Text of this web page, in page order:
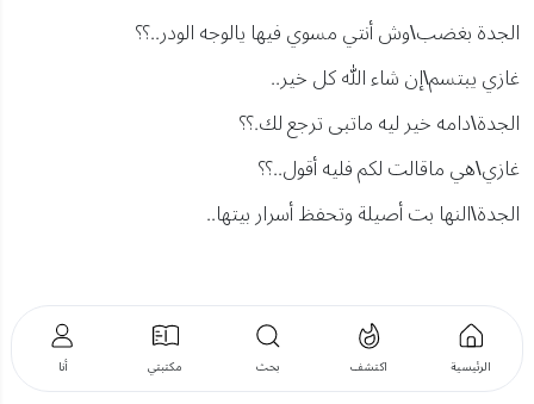
الجدة بغضب\وش أنتي مسوي فيها يالوجه الودر..؟؟
غازي يبتسم\إن شاء الله كل خير..
الجدة\دامه خير ليه ماتبى ترجع لك.؟؟
غازي\هي ماقالت لكم فليه أقول..؟؟
الجدة\النها بت أصيلة وتحفظ أسرار بيتها..
الرئيسية اكتشف بحث مكتبتي أنا